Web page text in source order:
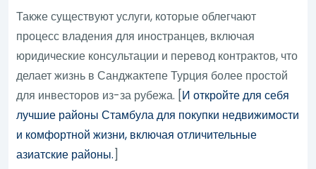
Также существуют услуги, которые облегчают
процесс владения для иностранцев, включая
юридические консультации и перевод контрактов, что
делает жизнь в Санджактепе Турция более простой
для инвесторов из-за рубежа. [И откройте для себя
лучшие районы Стамбула для покупки недвижимости
и комфортной жизни, включая отличительные
азиатские районы.]